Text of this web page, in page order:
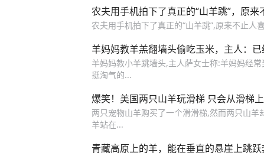
农夫用手机拍下了真正的“山羊跳”，原
农夫用手机拍下了真正的“山羊跳”,原来不止人
羊妈妈教羊羔翻墙头偷吃玉米，主人：已
羊妈妈教小羊跳墙头,主人萨女士称:羊妈妈经
挺淘气的...
爆笑！美国两只山羊玩滑梯 只会从滑梯
两只宠物山羊购买了一个滑滑梯,然而两只山
羊站在...
青藏高原上的羊，能在垂直的悬崖上跳跃